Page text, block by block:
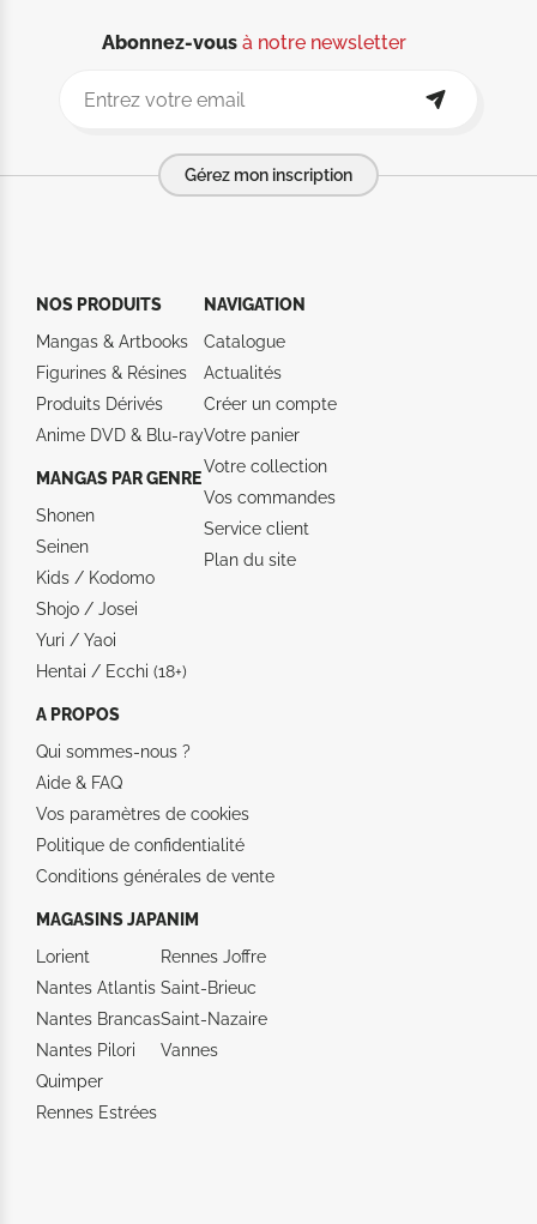
Abonnez-vousà notre newsletter
Gérez mon inscription
NOS PRODUITS
Mangas & Artbooks
Figurines & Résines
Produits Dérivés
Anime DVD & Blu‑ray
MANGAS PAR GENRE
Shonen
Seinen
Kids / Kodomo
Shojo / Josei
Yuri / Yaoi
Hentai / Ecchi (18+)
NAVIGATION
Catalogue
Actualités
Créer un compte
Votre panier
Votre collection
Vos commandes
Service client
Plan du site
A PROPOS
Qui sommes-nous ?
Aide & FAQ
Vos paramètres de cookies
Politique de confidentialité
Conditions générales de vente
MAGASINS JAPANIM
Lorient
Nantes Atlantis
Nantes Brancas
Nantes Pilori
Quimper
Rennes Estrées
Rennes Joffre
Saint-Brieuc
Saint-Nazaire
Vannes